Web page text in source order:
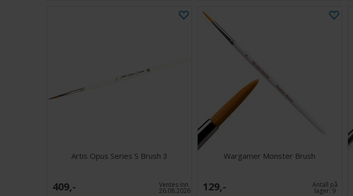
Artis Opus Series S Brush 3
409,- Ventes inn
26.08.2026
Wargamer Monster Brush
129,- Antall på
lager:9